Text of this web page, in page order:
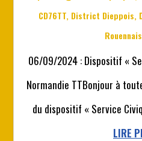
CD76TT, District Dieppois,
Rouennais
06/09/2024 : Dispositif «
Normandie TTBonjour à
du dispositif « Service
LIRE